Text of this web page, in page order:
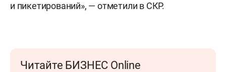
и пикетирований», — отметили в СКР.
Читайте БИЗНЕС Online